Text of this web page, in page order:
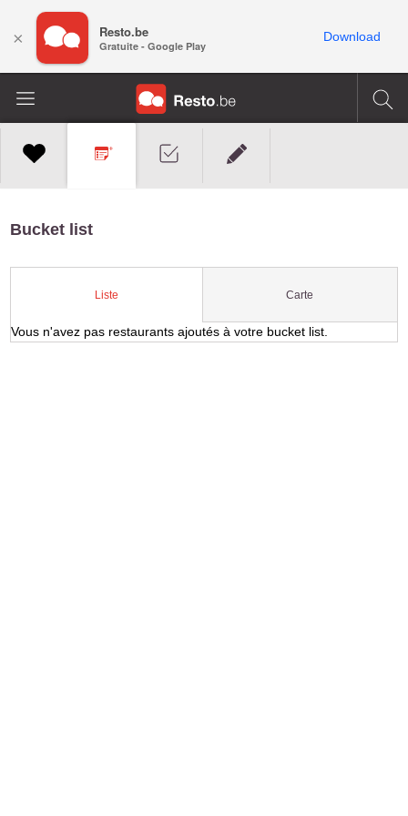
Bucket list
Liste Carte
Vous n'avez pas restaurants ajoutés à votre bucket list.
× Resto.be
Gratuite - Google Play
Download